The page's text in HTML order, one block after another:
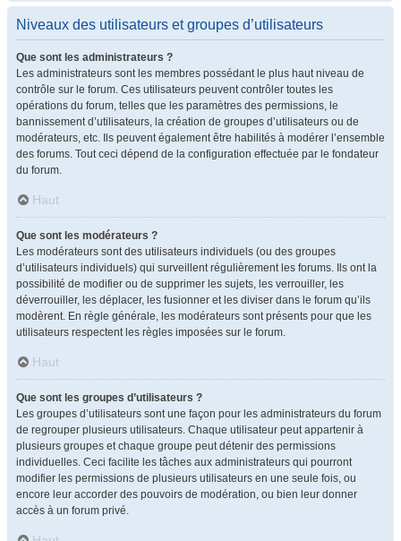
Niveaux des utilisateurs et groupes d’utilisateurs
Que sont les administrateurs ?
Les administrateurs sont les membres possédant le plus haut niveau de
contrôle sur le forum. Ces utilisateurs peuvent contrôler toutes les
opérations du forum, telles que les paramètres des permissions, le
bannissement d’utilisateurs, la création de groupes d’utilisateurs ou de
modérateurs, etc. Ils peuvent également être habilités à modérer l’ensemble
des forums. Tout ceci dépend de la configuration effectuée par le fondateur
du forum.
Haut
Que sont les modérateurs ?
Les modérateurs sont des utilisateurs individuels (ou des groupes
d’utilisateurs individuels) qui surveillent régulièrement les forums. Ils ont la
possibilité de modifier ou de supprimer les sujets, les verrouiller, les
déverrouiller, les déplacer, les fusionner et les diviser dans le forum qu’ils
modèrent. En règle générale, les modérateurs sont présents pour que les
utilisateurs respectent les règles imposées sur le forum.
Haut
Que sont les groupes d’utilisateurs ?
Les groupes d’utilisateurs sont une façon pour les administrateurs du forum
de regrouper plusieurs utilisateurs. Chaque utilisateur peut appartenir à
plusieurs groupes et chaque groupe peut détenir des permissions
individuelles. Ceci facilite les tâches aux administrateurs qui pourront
modifier les permissions de plusieurs utilisateurs en une seule fois, ou
encore leur accorder des pouvoirs de modération, ou bien leur donner
accès à un forum privé.